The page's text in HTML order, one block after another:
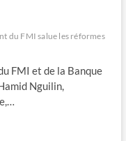
du FMI salue les réformes
FMI et de la Banque
Nguilin,